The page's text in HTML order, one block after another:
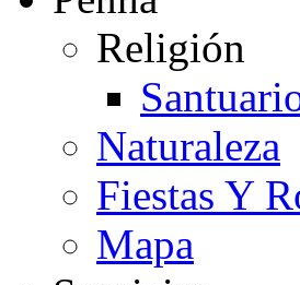
Religión
Naturaleza
Fiestas Y
Mapa